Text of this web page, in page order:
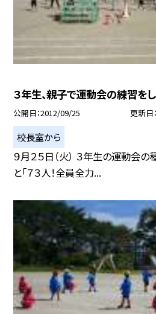
３年生、親子で運動会の練習をし
公開日 2012/09/25 更新日
校長室から
９月２５日（火） ３年生の運動会の
と「７３人！全員全力...